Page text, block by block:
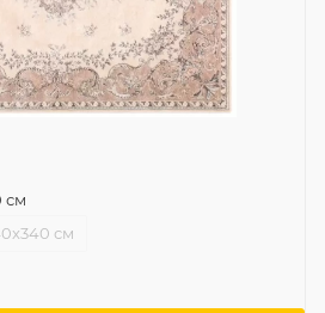
см
см